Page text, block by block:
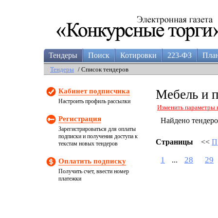
Тендеры Поиск Котировки 223-ФЗ
Тендеры / Список тендеров
Кабинет подписчика
Настроить профиль рассылки
Регистрация
Зарегистрироваться для оплаты
подписки и получения доступа к
текстам новых тендеров
Оплатить подписку
Получить счет, ввести номер
платежки
Мебель и
Изменить параметры
Найдено
Страницы <<
1 ... 28 29